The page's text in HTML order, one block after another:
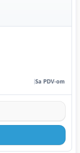
Sa PDV-om